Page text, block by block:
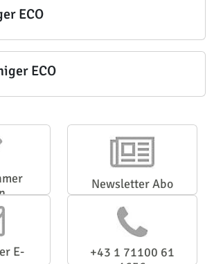
ECO
ECO
Newsletter Abo
E-
+43 1 71100 61